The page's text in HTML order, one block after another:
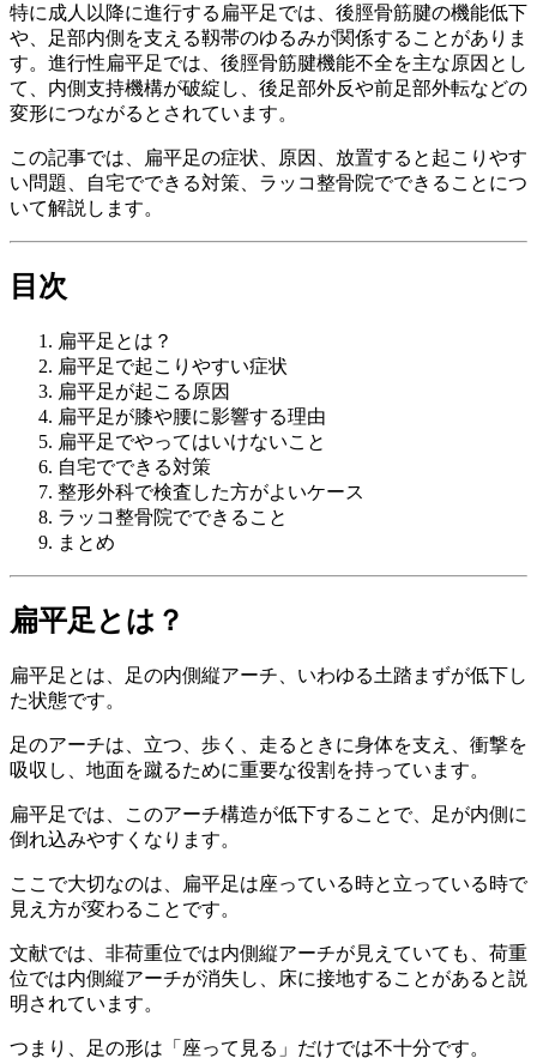
特に成人以降に進行する扁平足では、後脛骨筋腱の機能低下
や、足部内側を支える靱帯のゆるみが関係することがありま
す。進行性扁平足では、後脛骨筋腱機能不全を主な原因とし
て、内側支持機構が破綻し、後足部外反や前足部外転などの
変形につながるとされています。
この記事では、扁平足の症状、原因、放置すると起こりやす
い問題、自宅でできる対策、ラッコ整骨院でできることにつ
いて解説します。
目次
扁平足とは？
扁平足で起こりやすい症状
扁平足が起こる原因
扁平足が膝や腰に影響する理由
扁平足でやってはいけないこと
自宅でできる対策
整形外科で検査した方がよいケース
ラッコ整骨院でできること
まとめ
扁平足とは？
扁平足とは、足の内側縦アーチ、いわゆる土踏まずが低下し
た状態です。
足のアーチは、立つ、歩く、走るときに身体を支え、衝撃を
吸収し、地面を蹴るために重要な役割を持っています。
扁平足では、このアーチ構造が低下することで、足が内側に
倒れ込みやすくなります。
ここで大切なのは、扁平足は座っている時と立っている時で
見え方が変わることです。
文献では、非荷重位では内側縦アーチが見えていても、荷重
位では内側縦アーチが消失し、床に接地することがあると説
明されています。
つまり、足の形は「座って見る」だけでは不十分です。